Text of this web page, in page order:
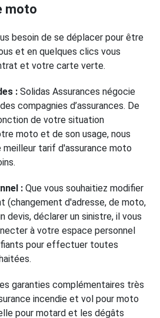
moto
besoin de se déplacer pour être
et en quelques clics vous
et votre carte verte.
: Solidas Assurances négocie
compagnies d’assurances. De
de votre situation
moto et de son usage, nous
meilleur tarif d'assurance moto
: Que vous souhaitiez modifier
(changement d'adresse, de moto,
devis, déclarer un sinistre, il vous
à votre espace personnel
pour effectuer toutes
garanties complémentaires très
incendie et vol pour moto
pour motard et les dégâts